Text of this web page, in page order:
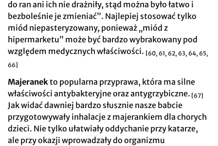
do ran ani ich nie drażniły, stąd można było łatwo i
bezboleśnie je zmieniać”. Najlepiej stosować tylko
miód niepasteryzowany, ponieważ „miód z
hipermarketu” może być bardzo wybrakowany pod
względem medycznych właściwości. [60, 61, 62, 63, 64, 65,
66]
Majeranek to popularna przyprawa, która ma silne
właściwości antybakteryjne oraz antygrzybiczne. [67]
Jak widać dawniej bardzo słusznie nasze babcie
przygotowywały inhalacje z majerankiem dla chorych
dzieci. Nie tylko ułatwiały oddychanie przy katarze,
ale przy okazji wprowadzały do organizmu